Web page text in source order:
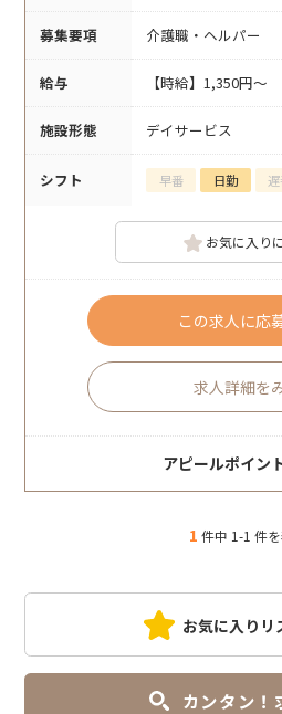
募集要項 介護職・ヘルパー
給与 【時給】1,350円～
施設形態 デイサービス
シフト 早番 日勤
お気に入り
この求人に応
求人詳細を
アピールポイン
1 件中 1-1 件
お気に入りリ
カンタン！